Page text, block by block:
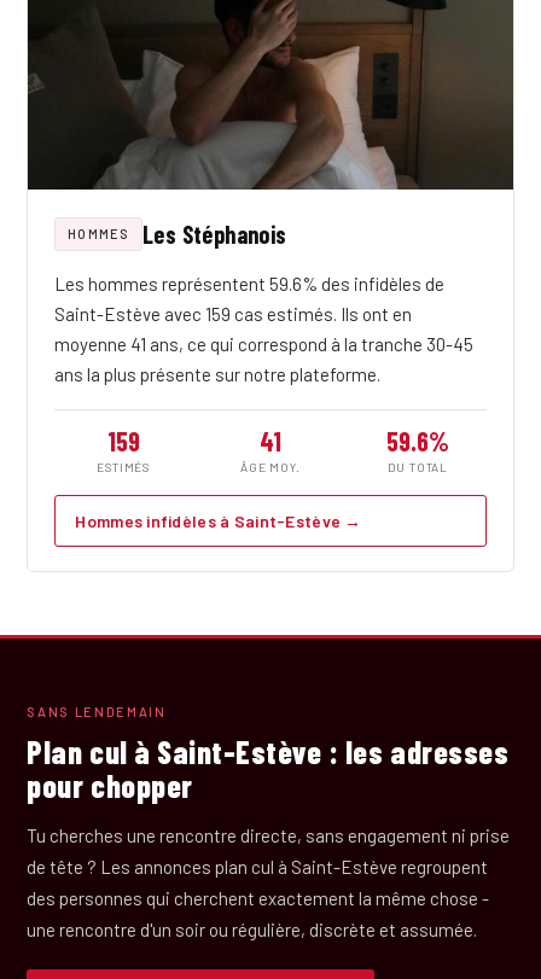
HOMMES Les Stéphanois
Les hommes représentent 59.6% des infidèles de
Saint-Estève avec 159 cas estimés. Ils ont en
moyenne 41 ans, ce qui correspond à la tranche 30-45
ans la plus présente sur notre plateforme.
159
ESTIMÉS
41
ÂGE MOY.
59.6%
DU TOTAL
Hommes infidèles à Saint-Estève →
SANS LENDEMAIN
Plan cul à Saint-Estève : les adresses
pour chopper
Tu cherches une rencontre directe, sans engagement ni prise
de tête ? Les annonces plan cul à Saint-Estève regroupent
des personnes qui cherchent exactement la même chose -
une rencontre d'un soir ou régulière, discrète et assumée.